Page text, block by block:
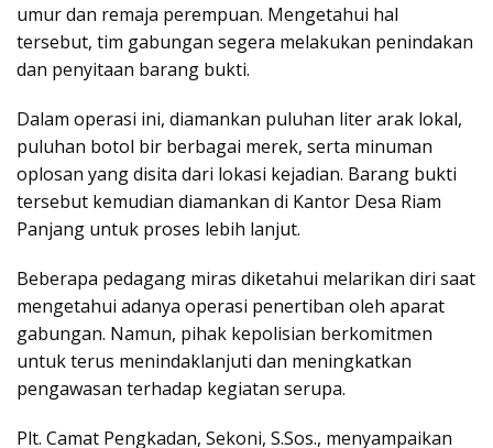
umur dan remaja perempuan. Mengetahui hal
tersebut, tim gabungan segera melakukan penindakan
dan penyitaan barang bukti.
Dalam operasi ini, diamankan puluhan liter arak lokal,
puluhan botol bir berbagai merek, serta minuman
oplosan yang disita dari lokasi kejadian. Barang bukti
tersebut kemudian diamankan di Kantor Desa Riam
Panjang untuk proses lebih lanjut.
Beberapa pedagang miras diketahui melarikan diri saat
mengetahui adanya operasi penertiban oleh aparat
gabungan. Namun, pihak kepolisian berkomitmen
untuk terus menindaklanjuti dan meningkatkan
pengawasan terhadap kegiatan serupa.
Plt. Camat Pengkadan, Sekoni, S.Sos., menyampaikan